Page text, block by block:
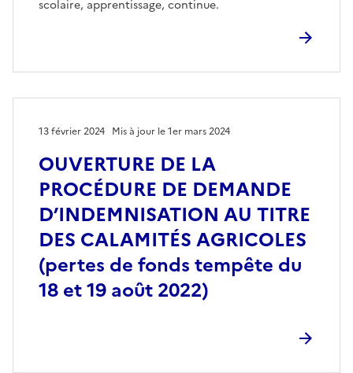
scolaire, apprentissage, continue.
OUVERTURE DE LA
PROCÉDURE DE DEMANDE
D’INDEMNISATION AU TITRE
DES CALAMITÉS AGRICOLES
(pertes de fonds tempête du
18 et 19 août 2022)
13 février 2024 Mis à jour le 1er mars 2024